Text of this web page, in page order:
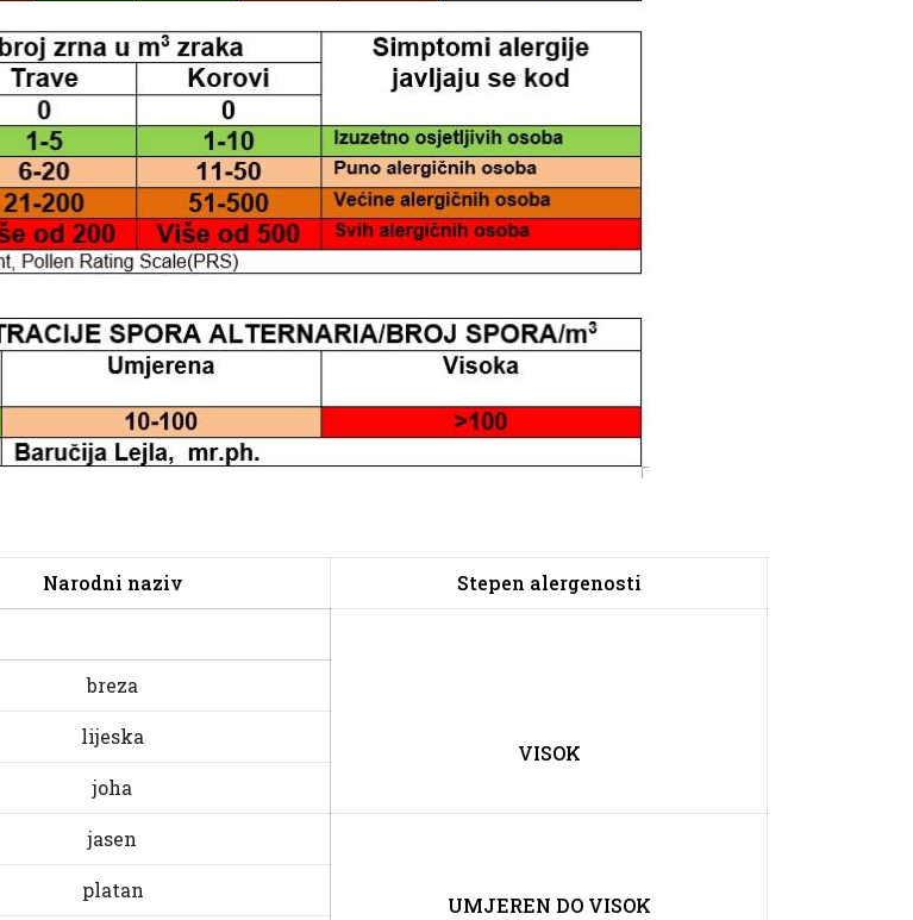
Narodni naziv Stepen alergenosti
VISOK
breza
lijeska
joha
jasen
UMJEREN DO VISOK
platan